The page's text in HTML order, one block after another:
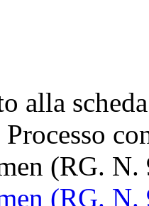
(RG. N.